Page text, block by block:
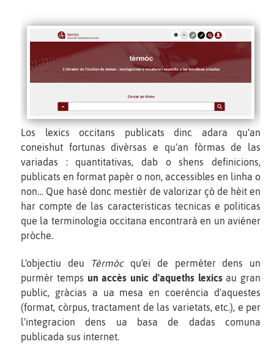
Los lexics occitans publicats dinc adara qu'an
coneishut fortunas divèrsas e qu'an fòrmas de las
variadas : quantitativas, dab o shens definicions,
publicats en format papèr o non, accessibles en linha o
non… Que hasè donc mestièr de valorizar çò de hèit en
har compte de las caracteristicas tecnicas e politicas
que la terminologia occitana encontrarà en un aviéner
pròche.
L'objectiu deu Tèrmòcqu'ei de perméter dens un
purmèr temps un accès unic d'aqueths lexicsau gran
public, gràcias a ua mesa en coeréncia d'aquestes
(format, còrpus, tractament de las varietats, etc.), e per
l'integracion dens ua basa de dadas comuna
publicada sus internet.